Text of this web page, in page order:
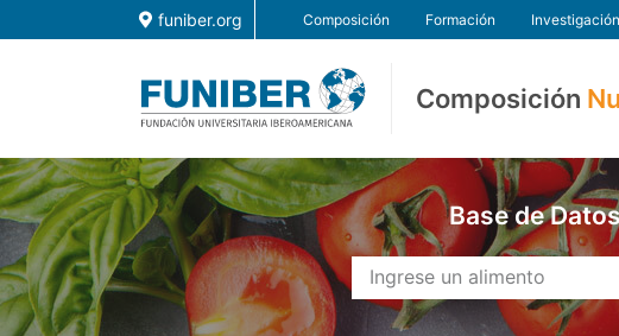
funiber.org Composición Formación Investigación
Composición
Base de